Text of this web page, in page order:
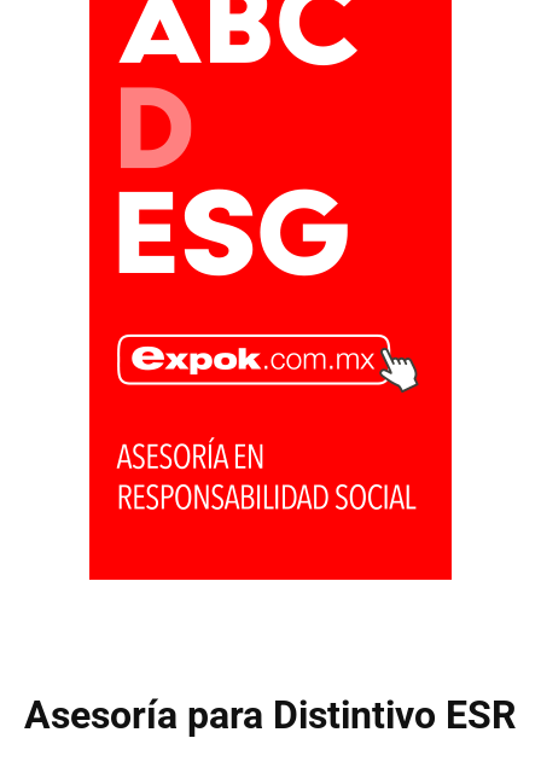
Asesoría para Distintivo ESR